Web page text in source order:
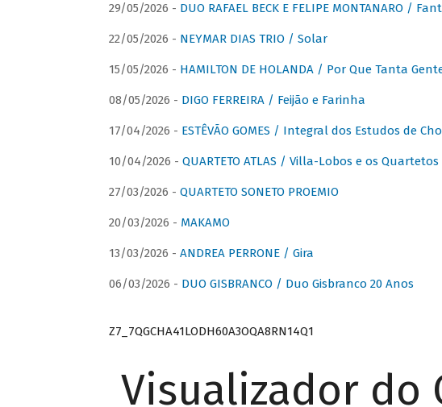
29/05/2026 - DUO RAFAEL BECK E FELIPE MONTANARO /
22/05/2026 - NEYMAR DIAS TRIO / Solar
15/05/2026 - HAMILTON DE HOLANDA / Por Que Tanta
08/05/2026 - DIGO FERREIRA / Feijão e Farinha
17/04/2026 - ESTÊVÃO GOMES / Integral dos Estudos de
10/04/2026 - QUARTETO ATLAS / Villa-Lobos e os
27/03/2026 - QUARTETO SONETO PROEMIO
20/03/2026 - MAKAMO
13/03/2026 - ANDREA PERRONE / Gira
06/03/2026 - DUO GISBRANCO / Duo Gisbranco 20 Anos
Z7_7QGCHA41LODH60A3OQA8RN14Q1
Visualizador do